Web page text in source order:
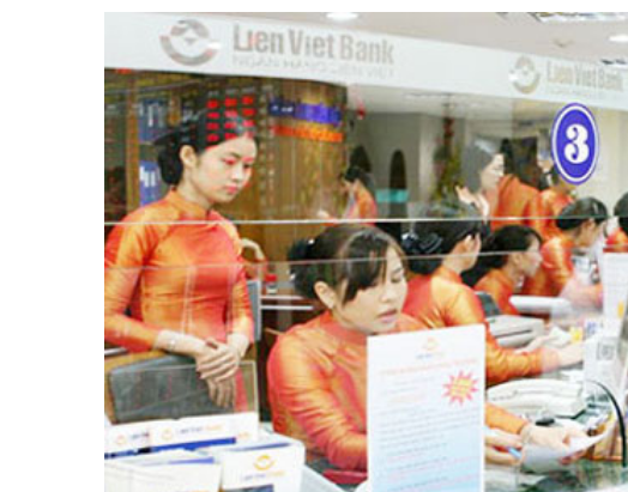
Thanh toán –Thẻ
Nhà quản trị
Cơ hội việc làm
GÓP Ý CHÍNH SÁCH
Dự thảo luật
Tư vấn – Hỏi đáp
Tra cứu văn bản
ĐẤU GIÁ TÀI SẢN